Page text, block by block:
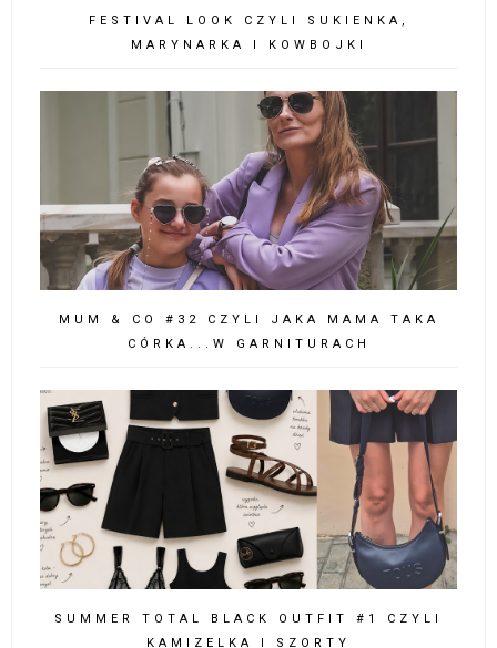
FESTIVAL LOOK CZYLI SUKIENKA,
MARYNARKA I KOWBOJKI
MUM & CO #32 CZYLI JAKA MAMA TAKA
CÓRKA...W GARNITURACH
SUMMER TOTAL BLACK OUTFIT #1 CZYLI
KAMIZELKA I SZORTY